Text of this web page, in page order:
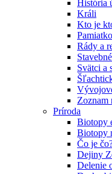
História
Králi
Kto je
Rády a
Svätci a
Zoznam
Príroda
Biotopy
Biotopy
Čo je
Dejiny
Delenie